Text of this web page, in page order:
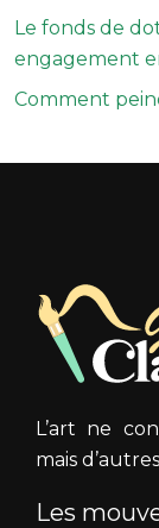
Le fonds de
engagement
Comment
L’art ne
mais
Les